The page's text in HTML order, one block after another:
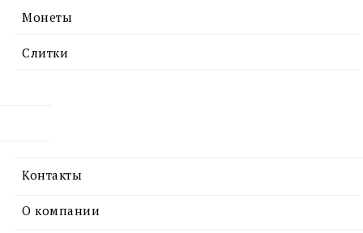
Монеты
Слитки
Контакты
О компании